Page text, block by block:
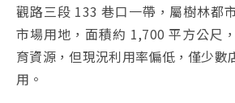
觀路三段 133 巷口一帶，屬樹林都
市場用地，面積約 1,700 平方公尺
育資源，但現況利用率偏低，僅少數
用。